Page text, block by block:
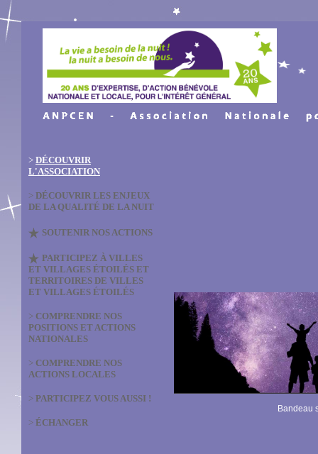
> DÉCOUVRIR
L'ASSOCIATION
> DÉCOUVRIR LES ENJEUX
DE LA QUALITÉ DE LA NUIT
SOUTENIR NOS ACTIONS
PARTICIPEZ À VILLES
ET VILLAGES ÉTOILÉS ET
TERRITOIRES DE VILLES
ET VILLAGES ÉTOILÉS
> COMPRENDRE NOS
POSITIONS ET ACTIONS
NATIONALES
> COMPRENDRE NOS
ACTIONS LOCALES
> PARTICIPEZ VOUS AUSSI !
> ÉCHANGER
Bandeau